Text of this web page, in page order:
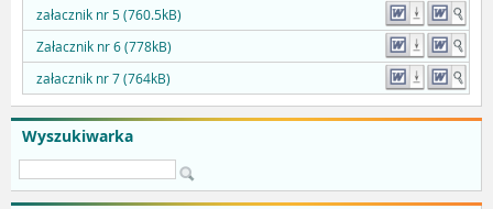
Wyszukiwarka
załacznik nr 5 (760.5kB)
Załacznik nr 6 (778kB)
załacznik nr 7 (764kB)